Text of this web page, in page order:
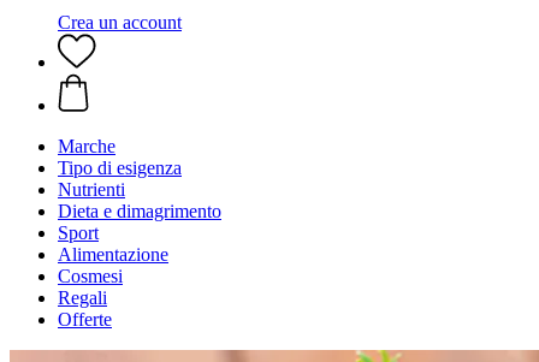
Crea un account
Marche
Tipo di esigenza
Nutrienti
Dieta e dimagrimento
Sport
Alimentazione
Cosmesi
Regali
Offerte